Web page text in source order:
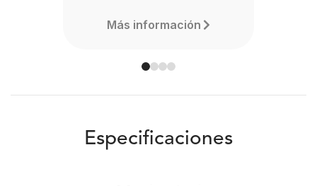
Más información
Especificaciones